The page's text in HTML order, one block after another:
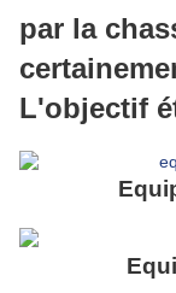
par la
L'objectif